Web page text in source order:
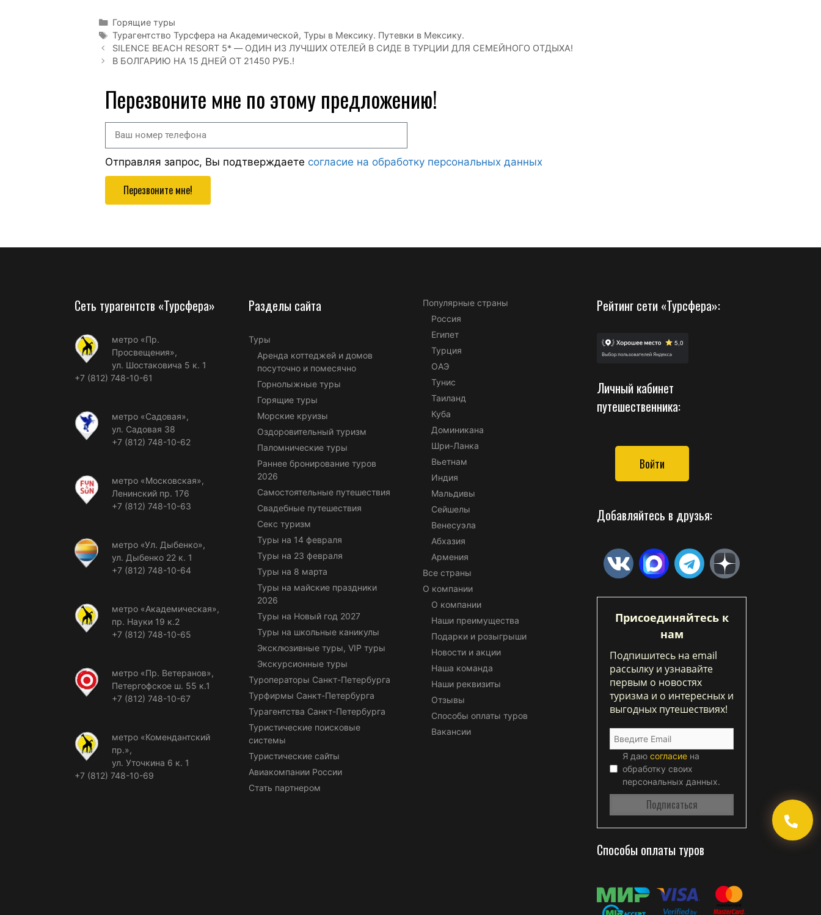
Горящие туры
Турагентство Турсфера на Академической, Туры в Мексику. Путевки в Мексику.
SILENCE BEACH RESORT 5* — ОДИН ИЗ ЛУЧШИХ ОТЕЛЕЙ В СИДЕ В ТУРЦИИ ДЛЯ СЕМЕЙНОГО ОТДЫХА!
В БОЛГАРИЮ НА 15 ДНЕЙ ОТ 21450 РУБ.!
Перезвоните мне по этому предложению!
Отправляя запрос, Вы подтверждаете согласие на обработку персональных данных
Перезвоните мне!
Сеть турагентств «Турсфера»
метро «Пр.
Просвещения»,
ул. Шостаковича 5 к. 1
+7 (812) 748-10-61
метро «Садовая»,
ул. Садовая 38
+7 (812) 748-10-62
метро «Московская»,
Ленинский пр. 176
+7 (812) 748-10-63
метро «Ул. Дыбенко»,
ул. Дыбенко 22 к. 1
+7 (812) 748-10-64
метро «Академическая»,
пр. Науки 19 к.2
+7 (812) 748-10-65
метро «Пр. Ветеранов»,
Петергофское ш. 55 к.1
+7 (812) 748-10-67
метро «Комендантский
пр.»,
ул. Уточкина 6 к. 1
+7 (812) 748-10-69
Разделы сайта
Туры
Аренда коттеджей и домов
посуточно и помесячно
Горнолыжные туры
Горящие туры
Морские круизы
Оздоровительный туризм
Паломнические туры
Раннее бронирование туров
2026
Самостоятельные путешествия
Свадебные путешествия
Секс туризм
Туры на 14 февраля
Туры на 23 февраля
Туры на 8 марта
Туры на майские праздники
2026
Туры на Новый год 2027
Туры на школьные каникулы
Эксклюзивные туры, VIP туры
Экскурсионные туры
Туроператоры Санкт-Петербурга
Турфирмы Санкт-Петербурга
Турагентства Санкт-Петербурга
Туристические поисковые
системы
Туристические сайты
Авиакомпании России
Стать партнером
Популярные страны
Россия
Египет
Турция
ОАЭ
Тунис
Таиланд
Куба
Доминикана
Шри-Ланка
Вьетнам
Индия
Мальдивы
Сейшелы
Венесуэла
Абхазия
Армения
Все страны
О компании
О компании
Наши преимущества
Подарки и розыгрыши
Новости и акции
Наша команда
Наши реквизиты
Отзывы
Способы оплаты туров
Вакансии
Рейтинг сети «Турсфера»:
Личный кабинет
путешественника:
Войти
Добавляйтесь в друзья:
Присоединяйтесь к
нам
Подпишитесь на email
рассылку и узнавайте
первым о новостях
туризма и о интересных и
выгодных путешествиях!
Я даю согласие на
обработку своих
персональных данных.
Способы оплаты туров